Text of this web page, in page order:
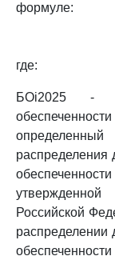
формуле:
где:
БОi2025 -
распределения
Российской
распределении